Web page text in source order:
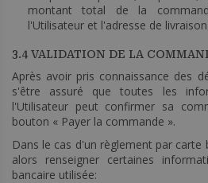
montant total de la
l'Utilisateur et l'adresse de livraison.
3.4 VALIDATION DE LA
Après avoir pris connaissance des
s'être assuré que toutes les
l'Utilisateur peut confirmer sa
bouton « Payer la commande ».
Dans le cas d'un règlement par carte
alors renseigner certaines
bancaire utilisée: